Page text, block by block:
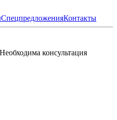
СпецпредложенияКонтакты
консультация